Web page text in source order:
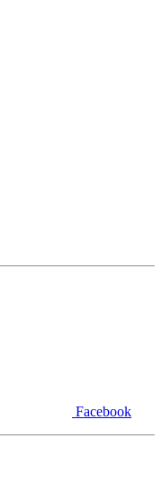
Facebook